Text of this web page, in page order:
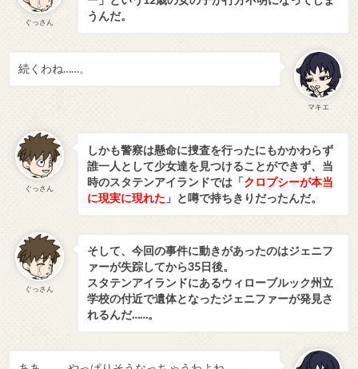
ぐっさん
うんだ。
マキエ
続くわね……。
ぐっさん
しかも警察は懸命に捜査を行ったにもかかわらず
誰一人として少女達を見つけることができず、当
時のスタテンアイランドでは「クロプシーが本当
に現実に現れた 」と噂で持ちきりだったんだ。
ぐっさん
そして、今回の事件に動きがあったのはジェニフ
ァーが失踪してから35日後。
スタテンアイランドにあるウィローブルック州立
学校の付近で遺体となったジェニファーが発見さ
れるんだ……。